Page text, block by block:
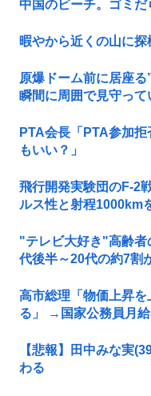
中国のビーチ。ゴミだ
暇やから近くの山に探
原爆ドーム前に居座
瞬間に周囲で見守っ
PTA会長「PTA参加
もいい？」
飛行開発実験団のF-2
ルス性と射程1000km
"テレビ大好き"高齢
代後半～20代の約7割
高市総理「物価上昇
る」 →国家公務員月
【悲報】田中みな実
わる